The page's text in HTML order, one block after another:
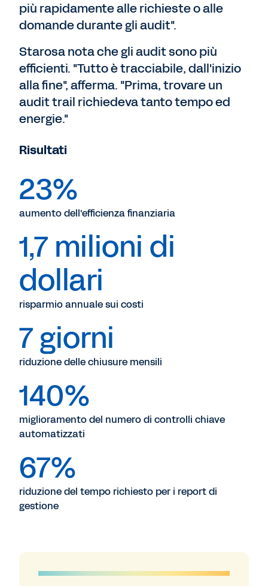
più rapidamente alle richieste o alle
domande durante gli audit".
Starosa nota che gli audit sono più
efficienti. "Tutto è tracciabile, dall'inizio
alla fine", afferma. "Prima, trovare un
audit trail richiedeva tanto tempo ed
energie."
Risultati
23%
aumento dell'efficienza finanziaria
1,7 milioni di
dollari
risparmio annuale sui costi
7 giorni
riduzione delle chiusure mensili
140%
miglioramento del numero di controlli chiave
automatizzati
67%
riduzione del tempo richiesto per i report di
gestione